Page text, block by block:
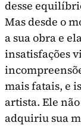
desse
Mas desde o
a sua obra e
insatisfa­ções
mais fatais, e
artista. Ele
adquiriu sua